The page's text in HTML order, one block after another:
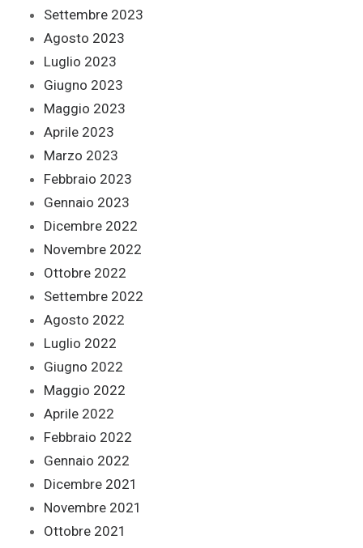
Settembre 2023
Agosto 2023
Luglio 2023
Giugno 2023
Maggio 2023
Aprile 2023
Marzo 2023
Febbraio 2023
Gennaio 2023
Dicembre 2022
Novembre 2022
Ottobre 2022
Settembre 2022
Agosto 2022
Luglio 2022
Giugno 2022
Maggio 2022
Aprile 2022
Febbraio 2022
Gennaio 2022
Dicembre 2021
Novembre 2021
Ottobre 2021